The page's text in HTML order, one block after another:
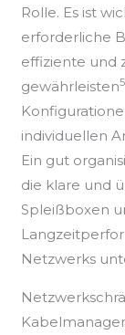
Rolle. Es ist
erforderliche
effiziente und
gewährleisten5
individuellen
Ein gut
die klare und
Spleißboxen
Netzwerks